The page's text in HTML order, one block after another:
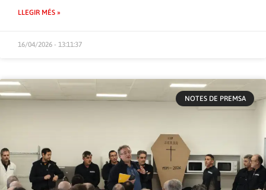
LLEGIR MÉS »
16/04/2026 - 13:11:37
NOTES DE PREMSA